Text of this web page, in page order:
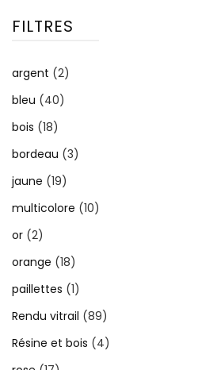
FILTRES
argent (2)
bleu (40)
bois (18)
bordeau (3)
jaune (19)
multicolore (10)
or (2)
orange (18)
paillettes (1)
Rendu vitrail (89)
Résine et bois (4)